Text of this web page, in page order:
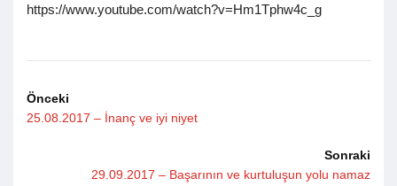
https://www.youtube.com/watch?v=Hm1Tphw4c_g
Önceki
25.08.2017 – İnanç ve iyi niyet
Sonraki
29.09.2017 – Başarının ve kurtuluşun yolu namaz